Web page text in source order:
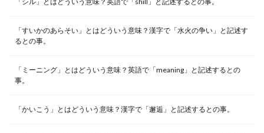
「すいかのあらそい」とはどういう意味？漢字で「水火の争い」と記述す
るとの事。
「ミーニング」とはどういう意味？英語で「meaning」と記述するとの
事。
「かいこう」とはどういう意味？漢字で「邂逅」と記述するとの事。